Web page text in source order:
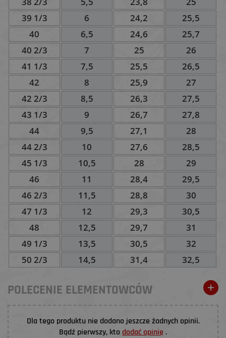
39 1/3
6 24,2
25,5
40
6,5 24,6
25,7
40 2/3
7 25
26
41 1/3
7,5 25,5
26,5
42
8 25,9
27
42 2/3
8,5 26,3
27,5
43 1/3
9 26,7
27,8
44
9,5 27,1
28
44 2/3
10 27,6
28,5
45 1/3
10,5 28
29
46
11 28,4
29,5
46 2/3
11,5 28,8
30
47 1/3
12 29,3
30,5
48
12,5 29,7
31
49 1/3
13,5 30,5
32
50 2/3
14,5 31,4 32,5
POLECENIE ELEMENTOWCÓW
Dla tego produktu nie dodano jeszcze żadnych opinii.
Bądź pierwszy, kto dodać opinię .